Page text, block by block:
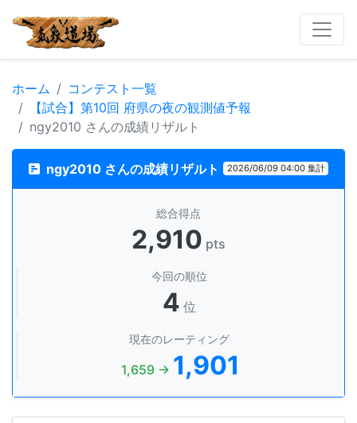
ホーム
コンテスト一覧
【試合】第10回 府県の夜の観測値予報
ngy2010 さんの成績リザルト
ngy2010 さんの成績リザルト 2026/06/09 04:00 集計
総合得点
2,910 pts
今回の順位
4 位
現在のレーティング
1,659 → 1,901